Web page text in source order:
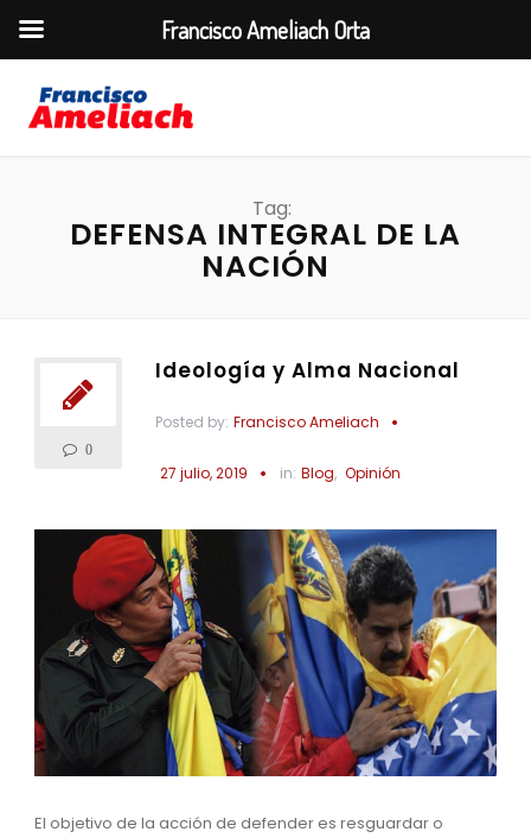
Tag:
DEFENSA INTEGRAL DE LA
NACIÓN
0
Ideología y Alma Nacional
Posted by: Francisco Ameliach
27 julio, 2019 in: Blog, Opinión
El objetivo de la acción de defender es resguardar o
Francisco Ameliach Orta